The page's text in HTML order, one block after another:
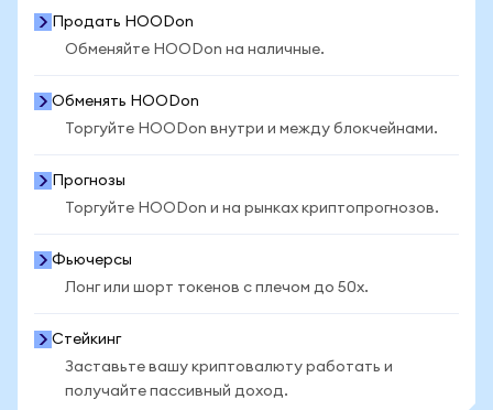
Продать HOODon
Обменяйте HOODon на наличные.
Обменять HOODon
Торгуйте HOODon внутри и между блокчейнами.
Прогнозы
Торгуйте HOODon и на рынках криптопрогнозов.
Фьючерсы
Лонг или шорт токенов с плечом до 50x.
Стейкинг
Заставьте вашу криптовалюту работать и
получайте пассивный доход.